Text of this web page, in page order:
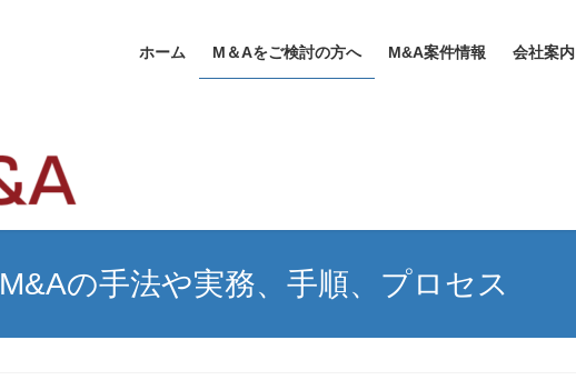
ホーム M＆Aをご検討の方へ M&A案件情報 会社案内
M&Aの手法や実務、手順、プロセス